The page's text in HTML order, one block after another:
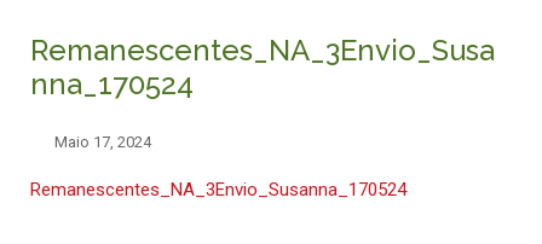
Remanescentes_NA_3Envio_Susa
nna_170524
Maio 17, 2024
Remanescentes_NA_3Envio_Susanna_170524